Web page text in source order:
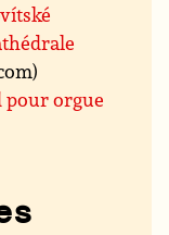
pour orgue